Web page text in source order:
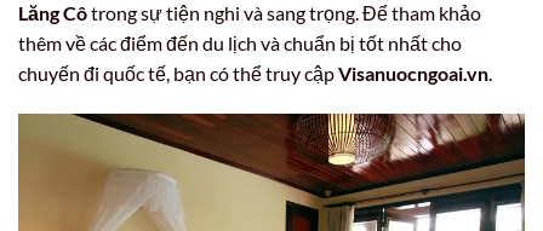
Lăng Côtrong sự tiện nghi và sang trọng. Để tham khảo
thêm về các điểm đến du lịch và chuẩn bị tốt nhất cho
chuyến đi quốc tế, bạn có thể truy cậpVisanuocngoai.vn.